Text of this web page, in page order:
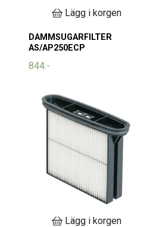
Lägg i korgen
DAMMSUGARFILTER
AS/AP250ECP
844:-
Lägg i korgen